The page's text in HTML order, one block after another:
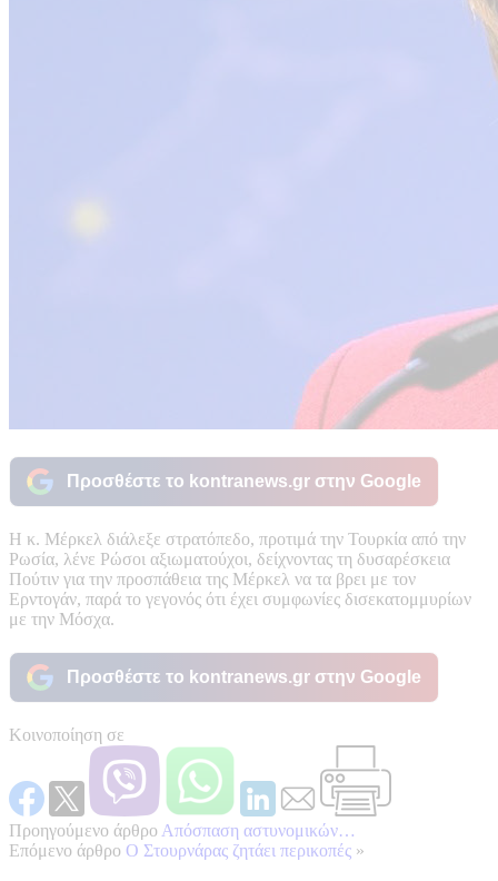
Προσθέστε το kontranews.gr στην Google
Η κ. Μέρκελ διάλεξε στρατόπεδο, προτιμά την Τουρκία από την
Ρωσία, λένε Ρώσοι αξιωματούχοι, δείχνοντας τη δυσαρέσκεια
Πούτιν για την προσπάθεια της Μέρκελ να τα βρει με τον
Ερντογάν, παρά το γεγονός ότι έχει συμφωνίες δισεκατομμυρίων
με την Μόσχα.
Προσθέστε το kontranews.gr στην Google
Κοινοποίηση σε
Προηγούμενο άρθρο Απόσπαση αστυνομικών…
Επόμενο άρθρο Ο Στουρνάρας ζητάει περικοπές »